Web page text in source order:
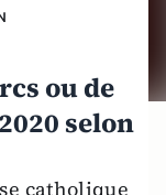
ou de
selon
catholique